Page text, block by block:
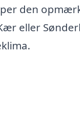
den
eller